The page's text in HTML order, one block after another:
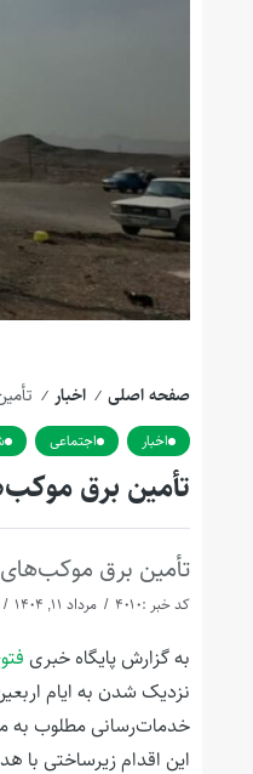
صفحه اصلی / اخبار /
اخبار اجتماعی
تأمین برق موکب‌های
تأمین برق موکب‌های زائرین
کد خبر :4010 مرداد 11, 1404
به گزارش پایگاه خبری
خدمات‌رسانی مطلوب به
این اقدام زیرساختی با